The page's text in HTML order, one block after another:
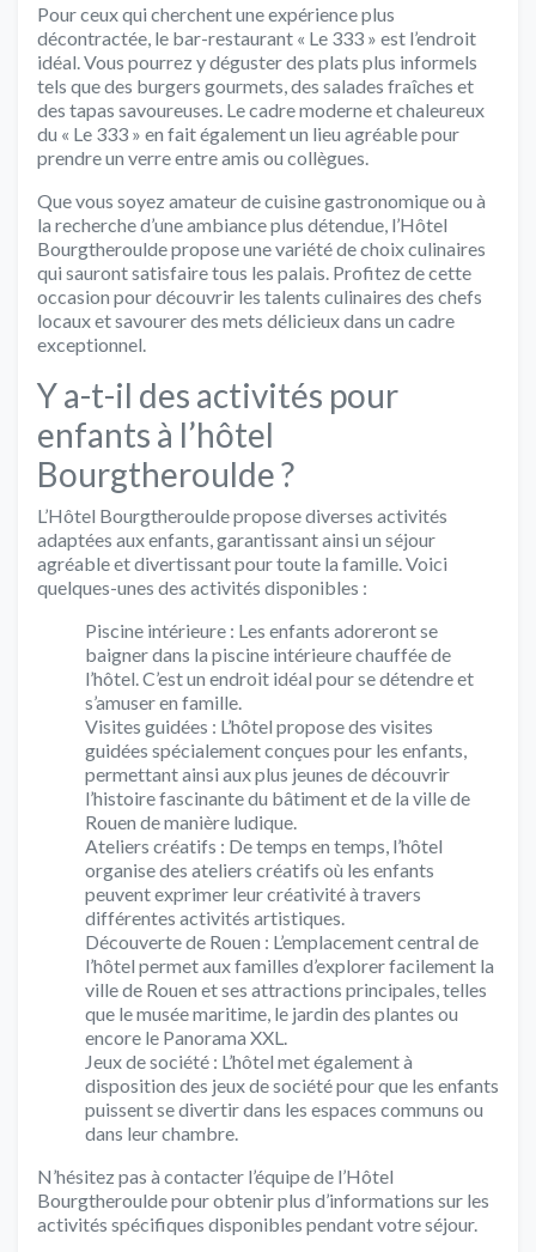
Pour ceux qui cherchent une expérience plus
décontractée, le bar-restaurant « Le 333 » est l’endroit
idéal. Vous pourrez y déguster des plats plus informels
tels que des burgers gourmets, des salades fraîches et
des tapas savoureuses. Le cadre moderne et chaleureux
du « Le 333 » en fait également un lieu agréable pour
prendre un verre entre amis ou collègues.
Que vous soyez amateur de cuisine gastronomique ou à
la recherche d’une ambiance plus détendue, l’Hôtel
Bourgtheroulde propose une variété de choix culinaires
qui sauront satisfaire tous les palais. Profitez de cette
occasion pour découvrir les talents culinaires des chefs
locaux et savourer des mets délicieux dans un cadre
exceptionnel.
Y a-t-il des activités pour
enfants à l’hôtel
Bourgtheroulde ?
L’Hôtel Bourgtheroulde propose diverses activités
adaptées aux enfants, garantissant ainsi un séjour
agréable et divertissant pour toute la famille. Voici
quelques-unes des activités disponibles :
Piscine intérieure : Les enfants adoreront se
baigner dans la piscine intérieure chauffée de
l’hôtel. C’est un endroit idéal pour se détendre et
s’amuser en famille.
Visites guidées : L’hôtel propose des visites
guidées spécialement conçues pour les enfants,
permettant ainsi aux plus jeunes de découvrir
l’histoire fascinante du bâtiment et de la ville de
Rouen de manière ludique.
Ateliers créatifs : De temps en temps, l’hôtel
organise des ateliers créatifs où les enfants
peuvent exprimer leur créativité à travers
différentes activités artistiques.
Découverte de Rouen : L’emplacement central de
l’hôtel permet aux familles d’explorer facilement la
ville de Rouen et ses attractions principales, telles
que le musée maritime, le jardin des plantes ou
encore le Panorama XXL.
Jeux de société : L’hôtel met également à
disposition des jeux de société pour que les enfants
puissent se divertir dans les espaces communs ou
dans leur chambre.
N’hésitez pas à contacter l’équipe de l’Hôtel
Bourgtheroulde pour obtenir plus d’informations sur les
activités spécifiques disponibles pendant votre séjour.